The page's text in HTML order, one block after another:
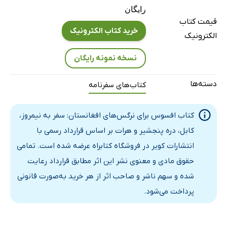
فقط به خاطر یک تکه نان
اتومبیل‌های آخرین مدل و دیگر هیچ!
صف‌های طولانی برای گرفتن ویزای ایران
بازار داغ کلاس‌های انگلیسی
طالبان هنوز زنان را تهدید می‌کنند
خانه‌ای امن برای دختران کابل
سید جمال‌الدین در دانشگاه کابل
افتتاح پایگاه اینترنتی دانشگاه کابل
دوربین را روشن کن!
زمرد افغانستان و موبایل ایران!
قیمت کتاب
الکترونیک
رایگان
خرید کتاب الکترونیک
نسخه نمونه رایگان
دسته‌ها کتاب‌های سفرنامه
کتاب افسوس برای نرگس‌های افغانستان: سفر به نیمروز،
کابل، دره پنجشیر و هرات بر اساس قرارداد رسمی با
انتشارات کویر در فروشگاه کتابراه عرضه شده است. تمامی
حقوق مادی و معنوی نشر این اثر مطابق قرارداد رعایت
شده و سهم ناشر و صاحب اثر از هر خرید به‌صورت قانونی
پرداخت می‌شود.